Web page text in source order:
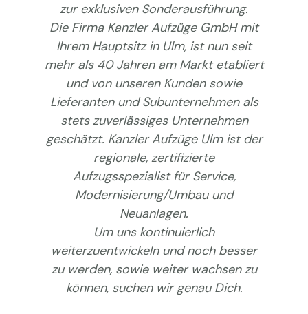
zur exklusiven Sonderausführung.
Die Firma Kanzler Aufzüge GmbH mit
Ihrem Hauptsitz in Ulm, ist nun seit
mehr als 40 Jahren am Markt etabliert
und von unseren Kunden sowie
Lieferanten und Subunternehmen als
stets zuverlässiges Unternehmen
geschätzt. Kanzler Aufzüge Ulm ist der
regionale, zertifizierte
Aufzugsspezialist für Service,
Modernisierung/Umbau und
Neuanlagen.
Um uns kontinuierlich
weiterzuentwickeln und noch besser
zu werden, sowie weiter wachsen zu
können, suchen wir genau Dich.